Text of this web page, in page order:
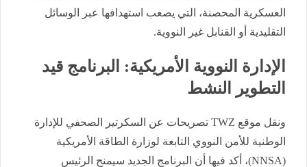
العسكرية المحصنة، التي يصعب استهدافها عبر الوسائل
التقليدية أو القنابل غير النووية.
الإدارة النووية الأمريكية: البرنامج قيد
التطوير النشط
ونقل موقع TWZ تصريحات عن السكرتير الصحفي للإدارة
الوطنية للأمن النووي التابعة لوزارة الطاقة الأمريكية
(NNSA)، أكد فيها أن البرنامج الجديد سيمنح الرئيس